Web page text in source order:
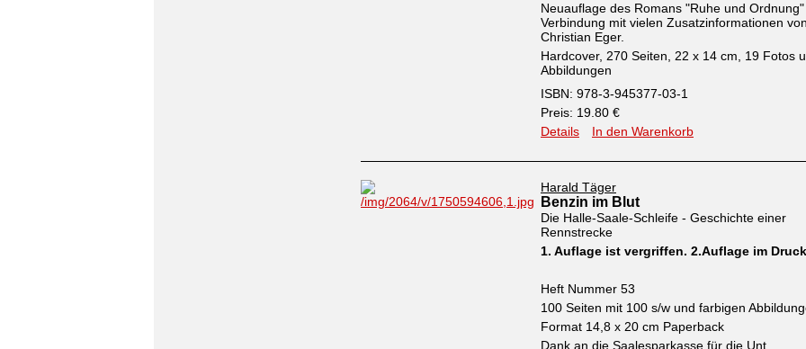
Neuauflage des Romans "Ruhe und Ordnung"
Verbindung mit vielen Zusatzinformationen von
Christian Eger.
Hardcover, 270 Seiten, 22 x 14 cm, 19 Fotos
Abbildungen
ISBN: 978-3-945377-03-1
Preis: 19.80 €
Details
In den Warenkorb
Harald Täger
Benzin im Blut
Die Halle-Saale-Schleife - Geschichte einer
Rennstrecke
1. Auflage ist vergriffen. 2.Auflage im Druck
Heft Nummer 53
100 Seiten mit 100 s/w und farbigen
Format 14,8 x 20 cm Paperback
Dank an die Saalesparkasse für die Unt